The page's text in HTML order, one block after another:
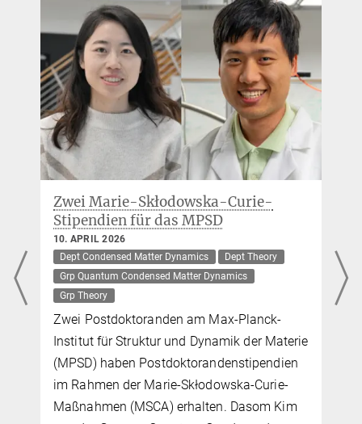
Zwei Marie-Skłodowska-Curie-
Stipendien für das MPSD
10. APRIL 2026
Dept Condensed Matter Dynamics
Dept Theory
Grp Quantum Condensed Matter Dynamics
Grp Theory
Zwei Postdoktoranden am Max-Planck-
Institut für Struktur und Dynamik der Materie
(MPSD) haben Postdoktorandenstipendien
im Rahmen der Marie-Skłodowska-Curie-
Maßnahmen (MSCA) erhalten. Dasom Kim